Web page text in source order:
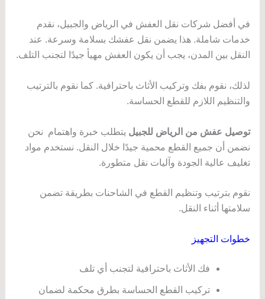
في أفضل شركات نقل العفش في الرياض والجبيل، نقدم
خدمات شاملة. هذا يضمن نقل عفشك بسلامة وسرعة. عند
النقل بين المدن، يجب أن يكون العفش مهيأ جيدًا لتجنب التلف.
لذلك، نقوم بفك وتركيب الأثاث باحترافية. كما نقوم بالترتيب
والتنظيم اللازم للقطع الحساسة.
توصيل عفش من الرياض للجبيل يتطلب خبرة واهتمام نحن
نضمن أن جميع القطع محمية جيدًا خلال النقل. نستخدم مواد
تغليف عالية الجودة وآليات نقل متطورة.
نقوم بترتيب وتنظيم القطع في الشاحنات بطريقة تضمن
سلامتها أثناء النقل.
خطوات التجهيز
فك الأثاث باحترافية لتجنب أي تلف
تركيب القطع الحساسة بطرق محكمة لضمان